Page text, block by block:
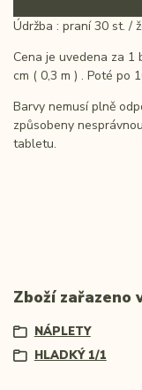
Údržba : praní 30 st. /
Cena je uvedena za 1
cm ( 0,3 m ) . Poté po
Barvy nemusí plně
způsobeny
tabletu.
Zboží zařazeno
NÁPLETY
HLADKÝ 1/1